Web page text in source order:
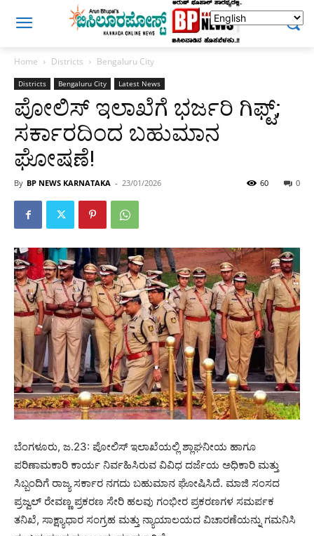
Home Districts Bengaluru City
Districts Bengaluru City Latest News
ಪೋಲಿಸ್‌ ಇಲಾಖೆಗೆ ಭರ್ಜರಿ ಗಿಫ್ಟ್;
ಸರ್ಕಾರದಿಂದ ಬಹುಮಾನ
ಘೋಷಣೆ!
By BP NEWS KARNATAKA - 23/01/2026 0
60
ಬೆಂಗಳೂರು, ಜ.23: ಪೋಲಿಸ್‌ ಇಲಾಖೆಯಲ್ಲಿ ಶ್ಲಾಘನೀಯ ಹಾಗೂ
ಪರಿಣಾಮಕಾರಿ ಕಾರ್ಯ ನಿರ್ವಹಿಸಿರುವ ವಿವಿಧ ದರ್ಜೆಯ ಅಧಿಕಾರಿ ಮತ್ತು
ಸಿಬ್ಬಂದಿಗೆ ರಾಜ್ಯ ಸರ್ಕಾರ ನಗದು ಬಹುಮಾನ ಘೋಷಿಸಿದೆ. ಮಾಜಿ ಸಂಸದ
ಪ್ರಜ್ವಲ್ ರೇವಣ್ಣ ಪ್ರಕರಣ ಸೇರಿ ಹಲವು ಗಂಭೀರ ಪ್ರಕರಣಗಳ ಸಮರ್ಪಕ
ತನಿಖೆ, ಸಾಕ್ಷ್ಯಾಧಾರ ಸಂಗ್ರಹ ಮತ್ತು ನ್ಯಾಯಾಲಯದ ವಿಚಾರಣೆಯನ್ನು ಗಮನಿಸಿ